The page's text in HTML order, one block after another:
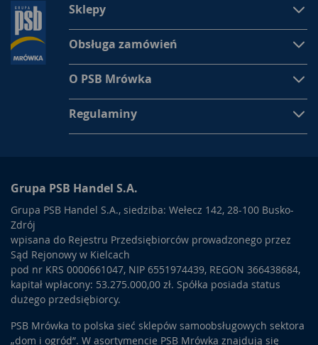
Sklepy
Obsługa zamówień
O PSB Mrówka
Regulaminy
Grupa PSB Handel S.A.
Grupa PSB Handel S.A., siedziba: Wełecz 142, 28-100 Busko-
Zdrój
wpisana do Rejestru Przedsiębiorców prowadzonego przez
Sąd Rejonowy w Kielcach
pod nr KRS 0000661047, NIP 6551974439, REGON 366438684,
kapitał wpłacony: 53.275.000,00 zł. Spółka posiada status
dużego przedsiębiorcy.
PSB Mrówka to polska sieć sklepów samoobsługowych sektora
„dom i ogród”. W asortymencie PSB Mrówka znajdują się